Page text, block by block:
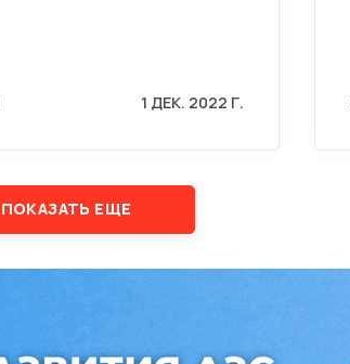
1 ДЕК. 2022 Г.
ПОКАЗАТЬ ЕЩЕ